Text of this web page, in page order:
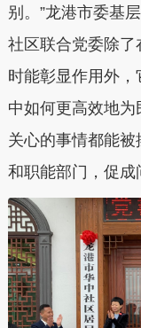
别。”龙港市委基
社区联合党委除
时能彰显作用外
中如何更高效地
关心的事情都能
和职能部门，促成